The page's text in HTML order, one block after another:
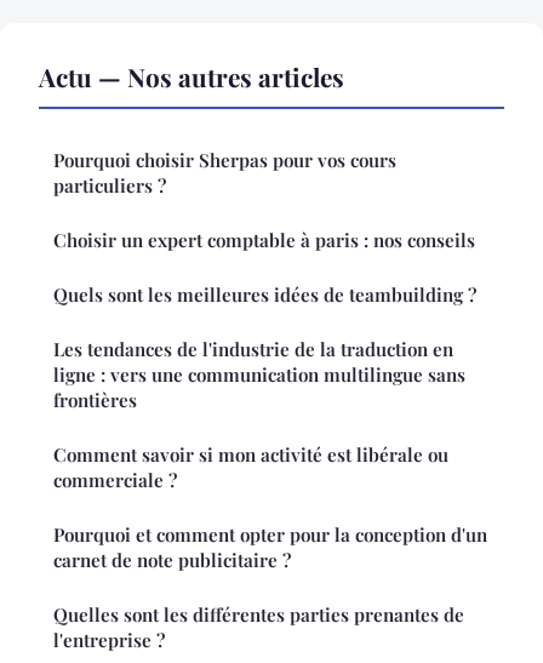
Actu — Nos autres articles
Pourquoi choisir Sherpas pour vos cours
particuliers ?
Choisir un expert comptable à paris : nos conseils
Quels sont les meilleures idées de teambuilding ?
Les tendances de l'industrie de la traduction en
ligne : vers une communication multilingue sans
frontières
Comment savoir si mon activité est libérale ou
commerciale ?
Pourquoi et comment opter pour la conception d'un
carnet de note publicitaire ?
Quelles sont les différentes parties prenantes de
l'entreprise ?